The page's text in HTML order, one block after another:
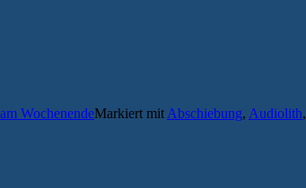
WochenendeMarkiert mitAbschiebung, Audiolith,